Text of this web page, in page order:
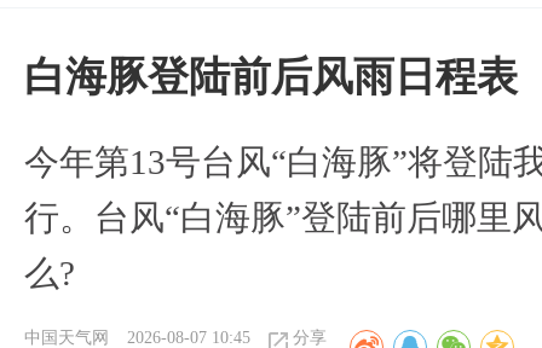
白海豚登陆前后风雨日程表
今年第13号台风“白海豚”将登陆
行。台风“白海豚”登陆前后哪里
么?
中国天气网 2026-08-07 10:45 分享